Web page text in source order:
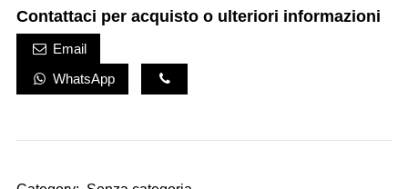
Contattaci per acquisto o ulteriori informazioni
Email
WhatsApp